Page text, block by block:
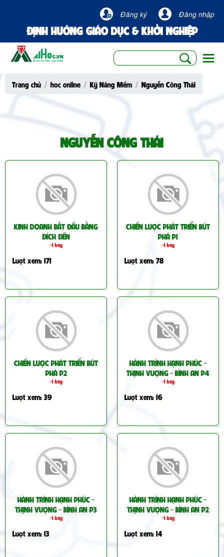
Đăng ký Đăng nhập
ĐỊNH HƯỚNG GIÁO DỤC & KHỞI NGHIỆP
Trang chủ hoc online Kỹ Năng Mềm Nguyễn Công Thái
NGUYỄN CÔNG THÁI
KINH DOANH BẮT ĐẦU BẰNG
ĐÍCH ĐẾN
-1 key
Lượt xem: 171
CHIẾN LƯỢC PHÁT TRIỂN BỨT
PHÁ P1
-1 key
Lượt xem: 78
CHIẾN LƯỢC PHÁT TRIỂN BỨT
PHÁ P2
-1 key
Lượt xem: 39
HÀNH TRÌNH HẠNH PHÚC -
THỊNH VƯỢNG - BÌNH AN P4
-1 key
Lượt xem: 16
HÀNH TRÌNH HẠNH PHÚC -
THỊNH VƯỢNG - BÌNH AN P3
-1 key
Lượt xem: 13
HÀNH TRÌNH HẠNH PHÚC -
THỊNH VƯỢNG - BÌNH AN P2
-1 key
Lượt xem: 14